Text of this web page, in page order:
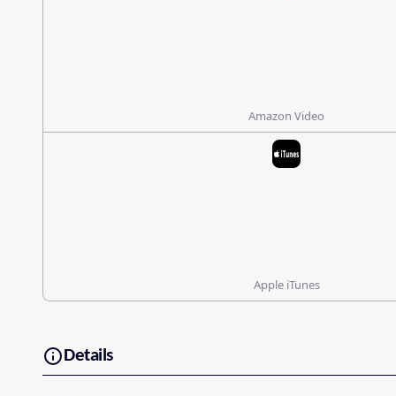
Amazon Video
Apple iTunes
Details